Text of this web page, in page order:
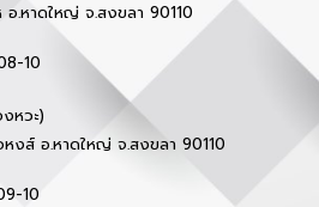
หาดใหญ่ จ.สงขลา 90110
10
หวะ)
งส์ อ.หาดใหญ่ จ.สงขลา 90110
10